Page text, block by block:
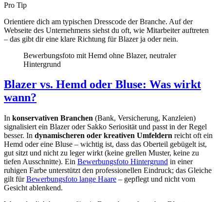
Pro Tip
Orientiere dich am typischen Dresscode der Branche. Auf der
Webseite des Unternehmens siehst du oft, wie Mitarbeiter auftreten
– das gibt dir eine klare Richtung für Blazer ja oder nein.
Bewerbungsfoto mit Hemd ohne Blazer, neutraler
Hintergrund
Blazer vs. Hemd oder Bluse: Was wirkt
wann?
In konservativen Branchen (Bank, Versicherung, Kanzleien)
signalisiert ein Blazer oder Sakko Seriosität und passt in der Regel
besser. In dynamischeren oder kreativen Umfeldern reicht oft ein
Hemd oder eine Bluse – wichtig ist, dass das Oberteil gebügelt ist,
gut sitzt und nicht zu leger wirkt (keine grellen Muster, keine zu
tiefen Ausschnitte). Ein Bewerbungsfoto Hintergrund in einer
ruhigen Farbe unterstützt den professionellen Eindruck; das Gleiche
gilt fürBewerbungsfoto lange Haare – gepflegt und nicht vom
Gesicht ablenkend.